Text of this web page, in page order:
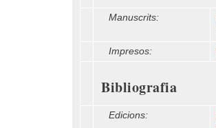
Manuscrits:
Impresos:
Bibliografia
Edicions: